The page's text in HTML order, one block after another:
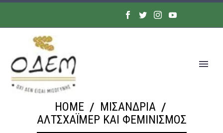
HOME
ΜΙΣΑΝΔΡΙΑ
ΑΛΤΣΧΆΙΜΕΡ ΚΑΙ ΦΕΜΙΝΙΣΜΌΣ